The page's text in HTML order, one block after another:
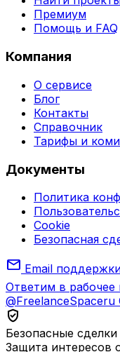
Премиум
Помощь и FAQ
Компания
О сервисе
Блог
Контакты
Справочник
Тарифы и
Документы
Политика
Cookie
Безопасная
mail Email
Ответим в рабочее
@FreelanceSpaceru
verified_user
Безопасные сделки
Защита интересов